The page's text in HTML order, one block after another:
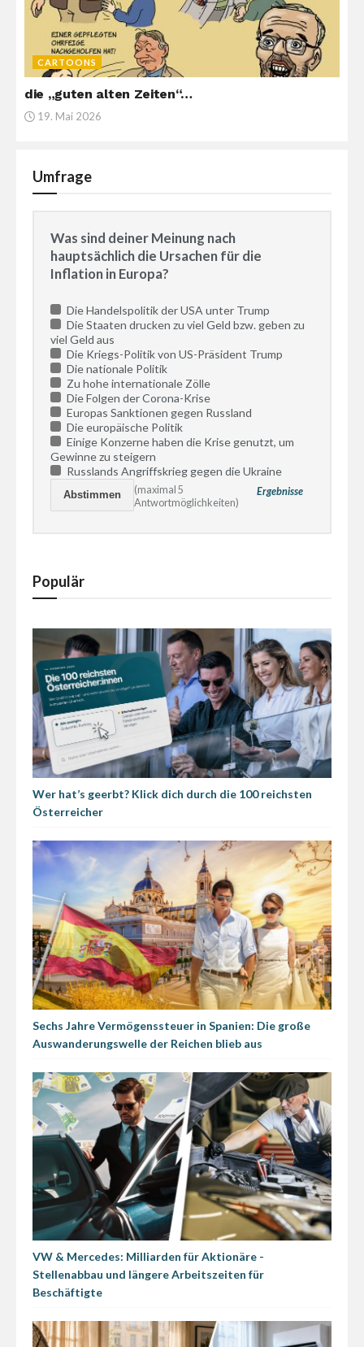
CARTOONS
die „guten alten Zeiten“…
19. Mai 2026
Umfrage
Was sind deiner Meinung nach
hauptsächlich die Ursachen für die
Inflation in Europa?
Die Handelspolitik der USA unter Trump
Die Staaten drucken zu viel Geld bzw. geben zu
viel Geld aus
Die Kriegs-Politik von US-Präsident Trump
Die nationale Politik
Zu hohe internationale Zölle
Die Folgen der Corona-Krise
Europas Sanktionen gegen Russland
Die europäische Politik
Einige Konzerne haben die Krise genutzt, um
Gewinne zu steigern
Russlands Angriffskrieg gegen die Ukraine
Ergebnisse
(maximal 5
Antwortmöglichkeiten)
Populär
Wer hat’s geerbt? Klick dich durch die 100 reichsten
Österreicher
Sechs Jahre Vermögenssteuer in Spanien: Die große
Auswanderungswelle der Reichen blieb aus
VW & Mercedes: Milliarden für Aktionäre -
Stellenabbau und längere Arbeitszeiten für
Beschäftigte